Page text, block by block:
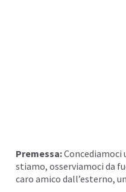
Premessa:Concediamoci
stiamo, osserviamoci da
caro amico dall’esterno,